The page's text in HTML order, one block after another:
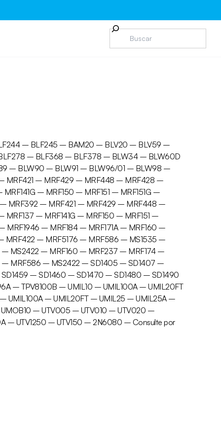
– BLF245 – BAM20 – BLV20 – BLV59 –
– BLF368 – BLF378 – BLW34 – BLW60D
– BLW90 – BLW91 – BLW96/01 – BLW98 –
MRF421 – MRF429 – MRF448 – MRF428 –
– MRF150 – MRF151 – MRF151G –
MRF392 – MRF421 – MRF429 – MRF448 –
– MRF141G – MRF150 – MRF151 –
MRF1946 – MRF184 – MRF171A – MRF160 –
MRF422 – MRF5176 – MRF586 – MS1535 –
MS2422 – MRF160 – MRF237 – MRF174 –
– MRF586 – MS2422 – SD1405 – SD1407 –
– SD1460 – SD1470 – SD1480 – SD1490
– TPV8100B – UMIL10 – UMIL100A – UMIL20FT
UMIL100A – UMIL20FT – UMIL25 – UMIL25A –
– UTV005 – UTV010 – UTV020 –
– UTV1250 – UTV150 – 2N6080 – Consulte por